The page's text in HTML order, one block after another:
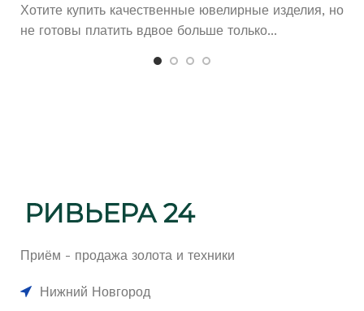
Хотите купить качественные ювелирные изделия, но
не готовы платить вдвое больше только...
Приём - продажа золота и техники
Нижний Новгород